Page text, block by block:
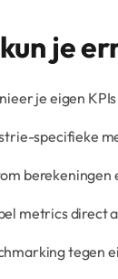
je
je eigen
specifieke
berekeningen
metrics direct
tegen